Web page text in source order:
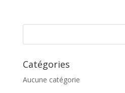
Catégories
Aucune catégorie